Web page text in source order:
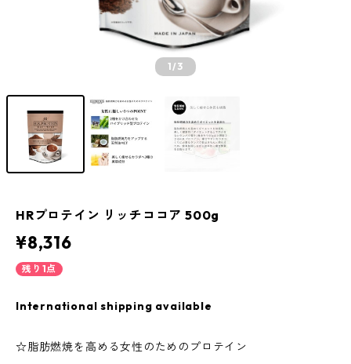
1/3
HRプロテイン リッチココア 500g
¥8,316
残り1点
International shipping available
☆脂肪燃焼を高める女性のためのプロテイン